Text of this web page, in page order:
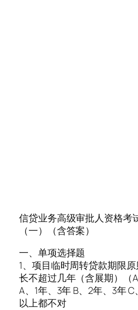
信贷业务高级审批人资格考
（一）（含答案）
一、单项选择题
1、项目临时周转贷款期限
长不超过几年（含展期）（A
A、1年、3年 B、2年、3年 C
以上都不对